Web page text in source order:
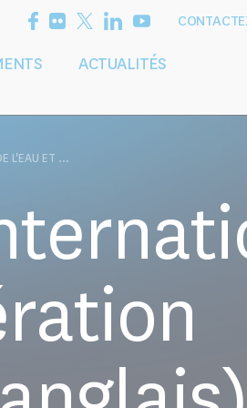
ACTUALITÉS
L'EAU ET ...